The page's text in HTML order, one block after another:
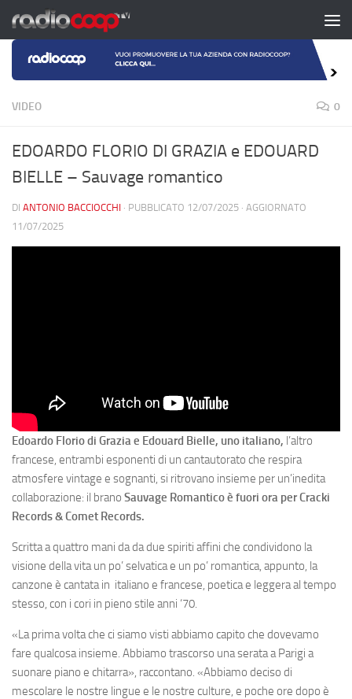
Salta al contenuto
VIDEO 0
EDOARDO FLORIO DI GRAZIA e EDOUARD
BIELLE – Sauvage romantico
DI ANTONIO BACCIOCCHI · PUBBLICATO 12/07/2025 · AGGIORNATO
11/07/2025
Edoardo Florio di Grazia e Edouard Bielle, uno italiano, l’altro
francese, entrambi esponenti di un cantautorato che respira
atmosfere vintage e sognanti, si ritrovano insieme per un’inedita
collaborazione: il brano Sauvage Romantico è fuori ora per Cracki
Records & Comet Records.
Scritta a quattro mani da da due spiriti affini che condividono la
visione della vita un po’ selvatica e un po’ romantica, appunto, la
canzone è cantata in italiano e francese, poetica e leggera al tempo
stesso, con i cori in pieno stile anni ‘70.
«La prima volta che ci siamo visti abbiamo capito che dovevamo
fare qualcosa insieme. Abbiamo trascorso una serata a Parigi a
suonare piano e chitarra», raccontano. «Abbiamo deciso di
mescolare le nostre lingue e le nostre culture, e poche ore dopo è